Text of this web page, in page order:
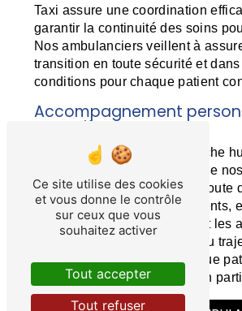
Taxi assure une coordination
garantir la continuité des soins
Nos ambulanciers veillent à
transition en toute sécurité et
conditions pour chaque patient
Accompagnement
attentif
Nous privilégions une approche
bienveillante dans chacune de
Nos ambulanciers sont à l'écoute
des préoccupations des patients,
en œuvre pour les rassurer et les
avec empathie tout au long du
Appel Ambulance Taxi, chaque
unique et mérite une attention
Ce site utilise des cookies
et vous donne le contrôle
sur ceux que vous
souhaitez activer
Tout accepter
Tout refuser